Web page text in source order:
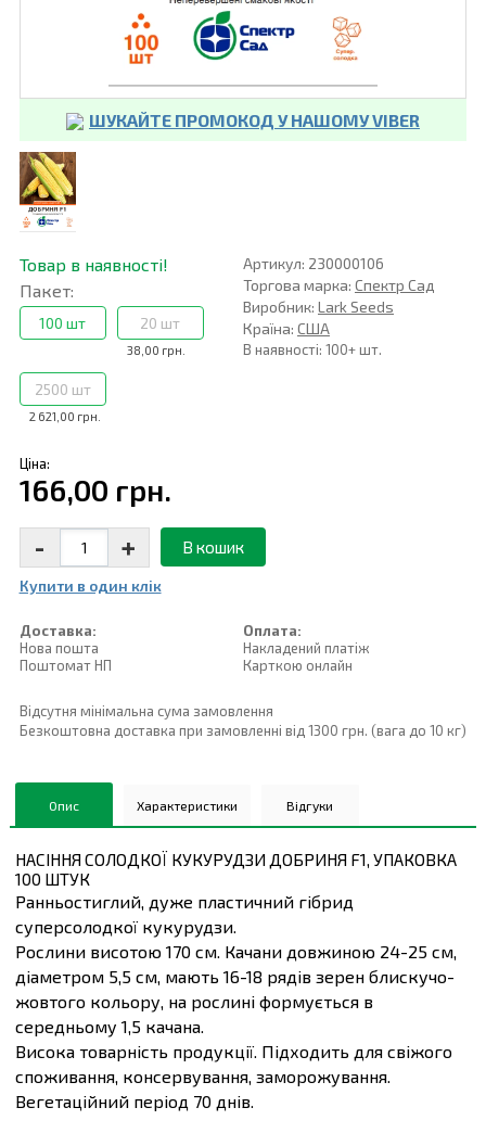
ШУКАЙТЕ ПРОМОКОД У НАШОМУ VIBER
Товар в наявності!
Пакет:
100 шт
38,00 грн.
20 шт
2 621,00 грн.
2500 шт
Артикул: 230000106
Торгова марка: Спектр Сад
Виробник: Lark Seeds
Країна: США
В наявності: 100+ шт.
Ціна:
166,00 грн.
- + В кошик
Купити в один клiк
Доставка:
Нова пошта
Поштомат НП
Оплата:
Накладений платiж
Карткою онлайн
Відсутня мінімальна сума замовлення
Безкоштовна доставка при замовленні від 1300 грн. (вага до 10 кг)
Опис Характеристики Відгуки
НАСІННЯ СОЛОДКОЇ КУКУРУДЗИ ДОБРИНЯ F1, УПАКОВКА
100 ШТУК
Ранньостиглий, дуже пластичний гібрид
суперсолодкої кукурудзи.
Рослини висотою 170 см. Качани довжиною 24-25 см,
діаметром 5,5 см, мають 16-18 рядів зерен блискучо-
жовтого кольору, на рослині формується в
середньому 1,5 качана.
Висока товарність продукції. Підходить для свіжого
споживання, консервування, заморожування.
Вегетаційний період 70 днів.